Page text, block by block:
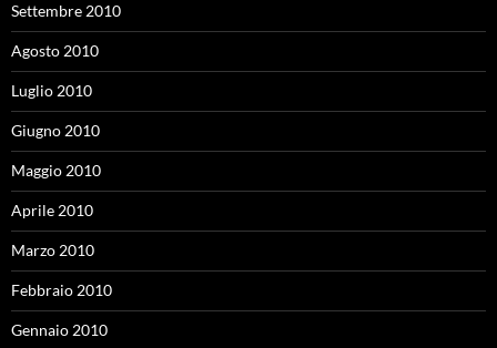
Settembre 2010
Agosto 2010
Luglio 2010
Giugno 2010
Maggio 2010
Aprile 2010
Marzo 2010
Febbraio 2010
Gennaio 2010